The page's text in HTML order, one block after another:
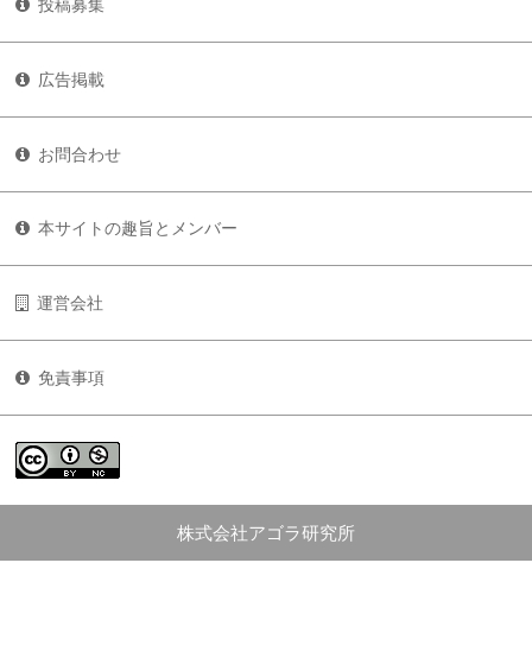
投稿募集
広告掲載
お問合わせ
本サイトの趣旨とメンバー
運営会社
免責事項
株式会社アゴラ研究所